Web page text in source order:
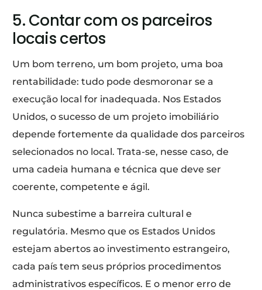
5. Contar com os parceiros
locais certos
Um bom terreno, um bom projeto, uma boa
rentabilidade: tudo pode desmoronar se a
execução local for inadequada. Nos Estados
Unidos, o sucesso de um projeto imobiliário
depende fortemente da qualidade dos parceiros
selecionados no local. Trata-se, nesse caso, de
uma cadeia humana e técnica que deve ser
coerente, competente e ágil.
Nunca subestime a barreira cultural e
regulatória. Mesmo que os Estados Unidos
estejam abertos ao investimento estrangeiro,
cada país tem seus próprios procedimentos
administrativos específicos. E o menor erro de